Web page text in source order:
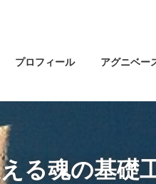
プロフィール アグニベー
る魂の基礎